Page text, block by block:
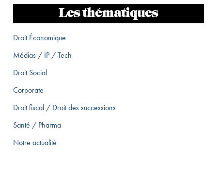
Les thématiques
Droit Économique
Médias / IP / Tech
Droit Social
Corporate
Droit fiscal / Droit des successions
Santé / Pharma
Notre actualité